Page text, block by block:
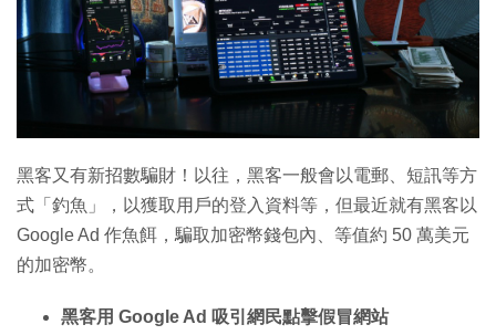
特集
黑客又有新招數騙財！以往，黑客一般會以電郵、短訊等方
式「釣魚」，以獲取用戶的登入資料等，但最近就有黑客以
Google Ad 作魚餌，騙取加密幣錢包內、等值約 50 萬美元
的加密幣。
黑客用 Google Ad 吸引網民點擊假冒網站